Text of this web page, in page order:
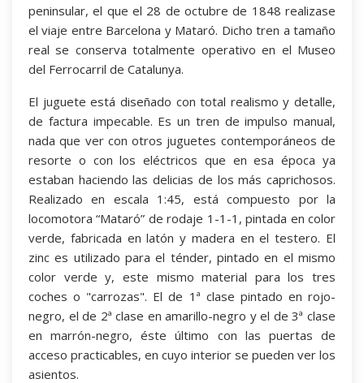
peninsular, el que el 28 de octubre de 1848 realizase
el viaje entre Barcelona y Mataró. Dicho tren a tamaño
real se conserva totalmente operativo en el Museo
del Ferrocarril de Catalunya.
El juguete está diseñado con total realismo y detalle,
de factura impecable. Es un tren de impulso manual,
nada que ver con otros juguetes contemporáneos de
resorte o con los eléctricos que en esa época ya
estaban haciendo las delicias de los más caprichosos.
Realizado en escala 1:45, está compuesto por la
locomotora “Mataró” de rodaje 1-1-1, pintada en color
verde, fabricada en latón y madera en el testero. El
zinc es utilizado para el ténder, pintado en el mismo
color verde y, este mismo material para los tres
coches o "carrozas". El de 1ª clase pintado en rojo-
negro, el de 2ª clase en amarillo-negro y el de 3ª clase
en marrón-negro, éste último con las puertas de
acceso practicables, en cuyo interior se pueden ver los
asientos.